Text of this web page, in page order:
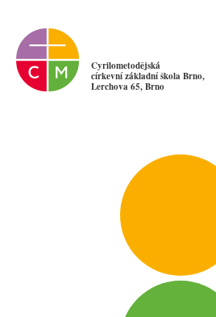
Cyrilometodějská
církevní základní škola Brno,
Lerchova 65, Brno